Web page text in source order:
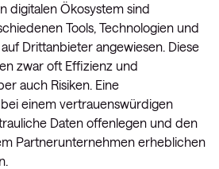
digitalen Ökosystem sind
Tools, Technologien und
Drittanbieter angewiesen. Diese
zwar oft Effizienz und
auch Risiken. Eine
einem vertrauenswürdigen
Daten offenlegen und den
Partnerunternehmen erheblichen